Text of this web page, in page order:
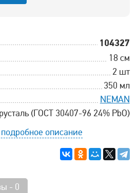
104327
18 см
2 шт
350 мл
NEMAN
(ГОСТ 30407-96 24% PbO)
подробное описание
- 0